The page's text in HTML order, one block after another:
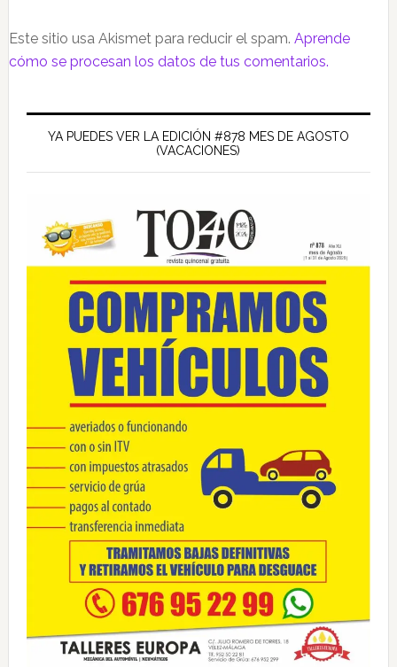
Este sitio usa Akismet para reducir el spam. Aprende
cómo se procesan los datos de tus comentarios.
Barra
lateral
principal
YA PUEDES VER LA EDICIÓN #878 MES DE AGOSTO
(VACACIONES)